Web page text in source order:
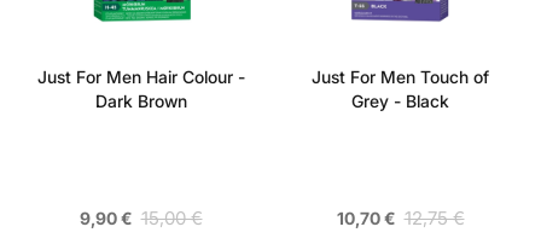
Just For Men Hair Colour -
Dark Brown
9,90 € 15,00 €
Just For Men Touch of
Grey - Black
10,70 € 12,75 €